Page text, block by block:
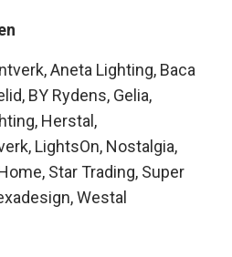
Aneta Lighting Baca
BY Rydens Gelia
Herstal
LightsOn Nostalgia
Star Trading Super
Westal